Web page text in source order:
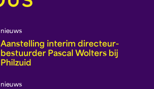
nieuws
Aanstelling interim directeur-
bestuurder Pascal Wolters bij
Philzuid
nieuws